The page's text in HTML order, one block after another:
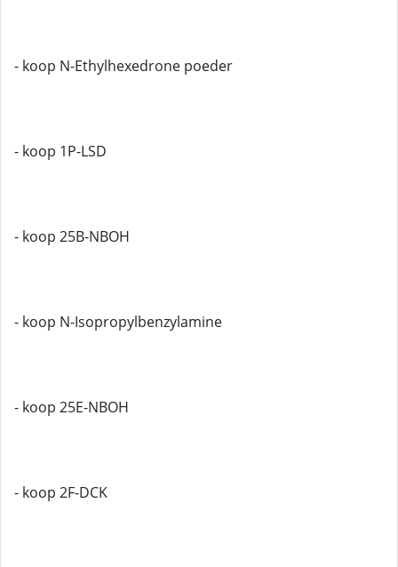
- koop N-Ethylhexedrone poeder
- koop 1P-LSD
- koop 25B-NBOH
- koop N-Isopropylbenzylamine
- koop 25E-NBOH
- koop 2F-DCK